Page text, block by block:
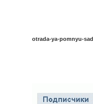
otrada-ya-pomnyu-sad